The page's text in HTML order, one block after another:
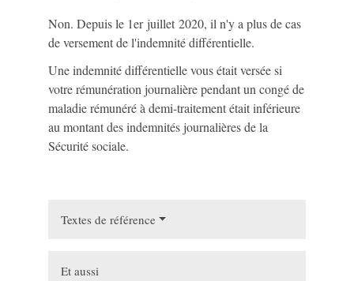
Non. Depuis le 1erjuillet 2020, il n'y a plus de cas
de versement de l'indemnité différentielle.
Une indemnité différentielle vous était versée si
votre rémunération journalière pendant un congé de
maladie rémunéré à demi-traitement était inférieure
au montant des indemnités journalières de la
Sécurité sociale.
Textes de référence
Et aussi